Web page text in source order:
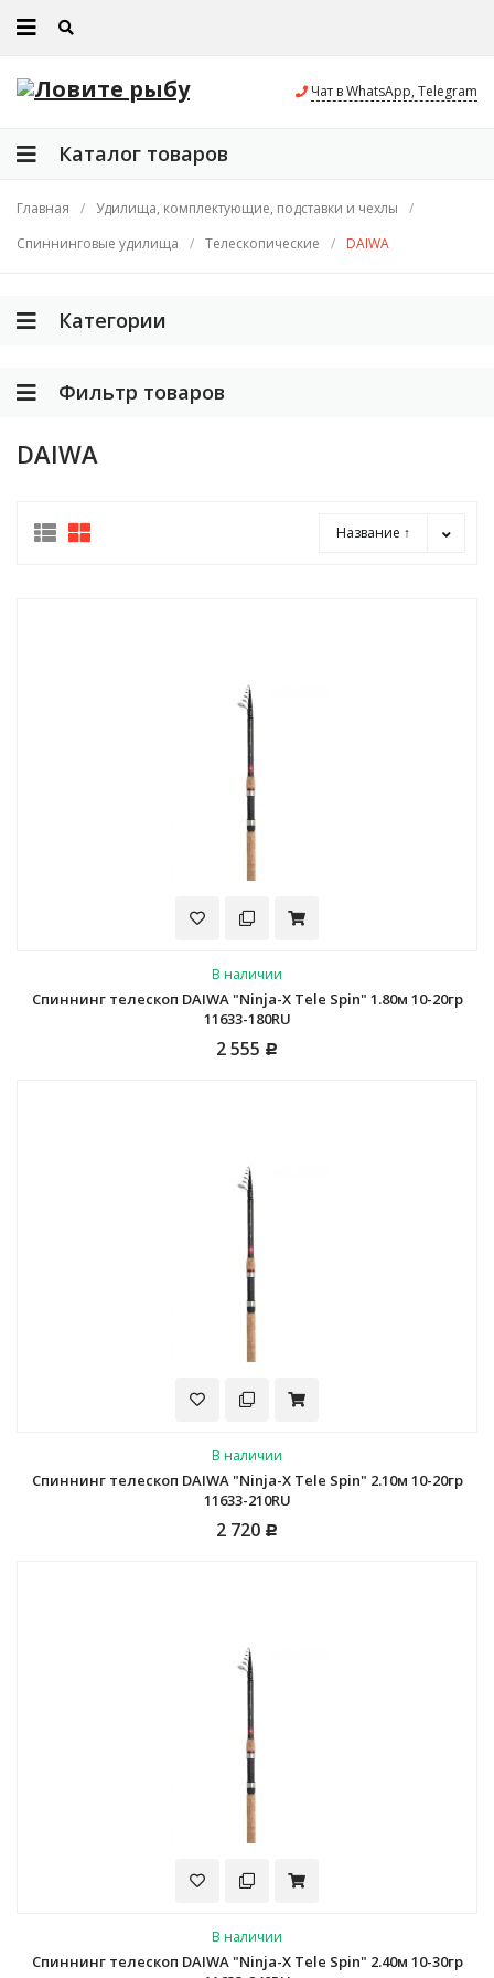
Чат в WhatsApp, Telegram
Каталог товаров
Главная / Удилища, комплектующие, подставки и чехлы
/
Спиннинговые удилища
/ Телескопические / DAIWA
Категории
Фильтр товаров
DAIWA
Название ↑
В наличии
Спиннинг телескоп DAIWA "Ninja-X Tele Spin" 1.80м 10-20гр
11633-180RU
2 555 Р
В наличии
Спиннинг телескоп DAIWA "Ninja-X Tele Spin" 2.10м 10-20гр
11633-210RU
2 720 Р
В наличии
Спиннинг телескоп DAIWA "Ninja-X Tele Spin" 2.40м 10-30гр